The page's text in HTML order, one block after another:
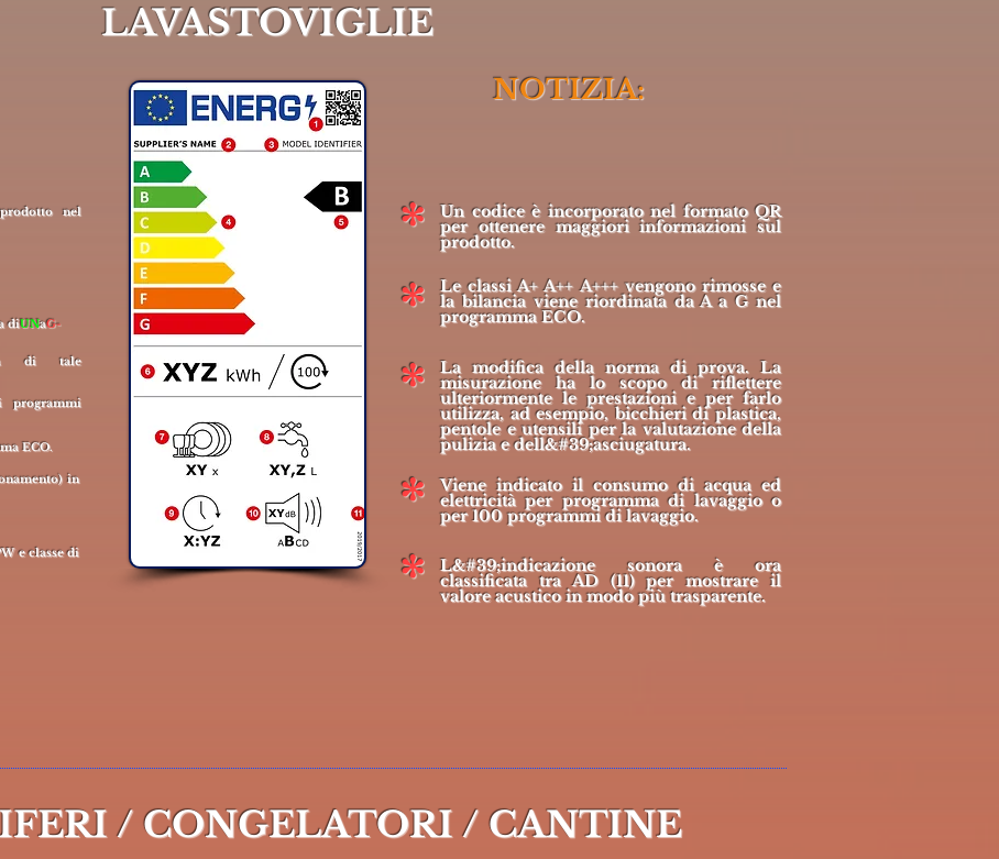
LAVASTOVIGLIE
nel
diUNaG-
di tale
programmi
ECO.
in
e classe di
NOTIZIA:
*
*
*
*
*
Un codice è incorporato nel formato QR
per ottenere maggiori informazioni sul
prodotto.
Le classi A+ A++ A+++ vengono rimosse e
la bilancia viene riordinata da A a G nel
programma ECO.
La modifica della norma di prova. La
misurazione ha lo scopo di riflettere
ulteriormente le prestazioni e per farlo
utilizza, ad esempio, bicchieri di plastica,
pentole e utensili per la valutazione della
pulizia e dell&#39;asciugatura.
Viene indicato il consumo di acqua ed
elettricità per programma di lavaggio o
per 100 programmi di lavaggio.
L&#39;indicazione sonora è ora
classificata tra AD (11) per mostrare il
valore acustico in modo più trasparente.
/ CONGELATORI / CANTINE